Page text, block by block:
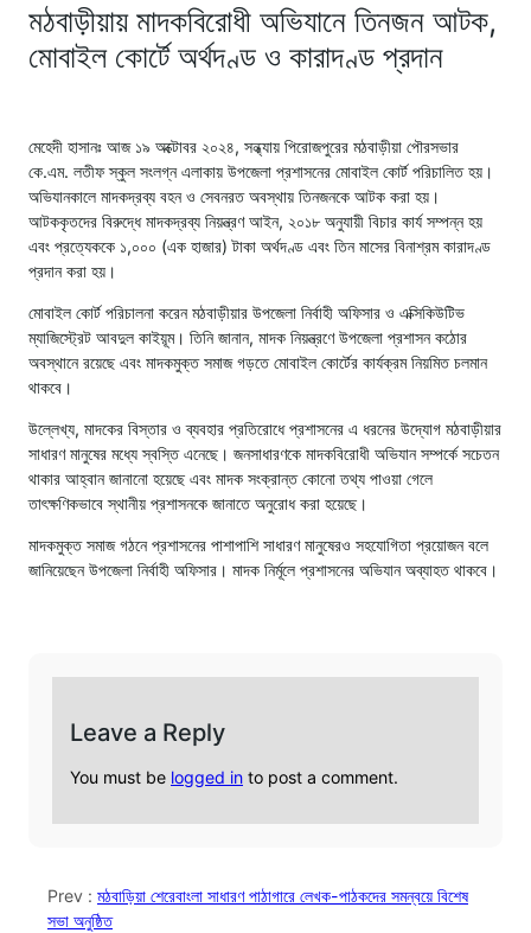
মঠবাড়ীয়ায় মাদকবিরোধী অভিযানে তিনজন আটক,
মোবাইল কোর্টে অর্থদণ্ড ও কারাদণ্ড প্রদান
মেহেদী হাসানঃ আজ ১৯ অক্টোবর ২০২৪, সন্ধ্যায় পিরোজপুরের মঠবাড়ীয়া পৌরসভার
কে.এম. লতীফ স্কুল সংলগ্ন এলাকায় উপজেলা প্রশাসনের মোবাইল কোর্ট পরিচালিত হয়।
অভিযানকালে মাদকদ্রব্য বহন ও সেবনরত অবস্থায় তিনজনকে আটক করা হয়।
আটককৃতদের বিরুদ্ধে মাদকদ্রব্য নিয়ন্ত্রণ আইন, ২০১৮ অনুযায়ী বিচার কার্য সম্পন্ন হয়
এবং প্রত্যেককে ১,০০০ (এক হাজার) টাকা অর্থদণ্ড এবং তিন মাসের বিনাশ্রম কারাদণ্ড
প্রদান করা হয়।
মোবাইল কোর্ট পরিচালনা করেন মঠবাড়ীয়ার উপজেলা নির্বাহী অফিসার ও এক্সিকিউটিভ
ম্যাজিস্ট্রেট আবদুল কাইয়ূম। তিনি জানান, মাদক নিয়ন্ত্রণে উপজেলা প্রশাসন কঠোর
অবস্থানে রয়েছে এবং মাদকমুক্ত সমাজ গড়তে মোবাইল কোর্টের কার্যক্রম নিয়মিত চলমান
থাকবে।
উল্লেখ্য, মাদকের বিস্তার ও ব্যবহার প্রতিরোধে প্রশাসনের এ ধরনের উদ্যোগ মঠবাড়ীয়ার
সাধারণ মানুষের মধ্যে স্বস্তি এনেছে। জনসাধারণকে মাদকবিরোধী অভিযান সম্পর্কে সচেতন
থাকার আহ্বান জানানো হয়েছে এবং মাদক সংক্রান্ত কোনো তথ্য পাওয়া গেলে
তাৎক্ষণিকভাবে স্থানীয় প্রশাসনকে জানাতে অনুরোধ করা হয়েছে।
মাদকমুক্ত সমাজ গঠনে প্রশাসনের পাশাপাশি সাধারণ মানুষেরও সহযোগিতা প্রয়োজন বলে
জানিয়েছেন উপজেলা নির্বাহী অফিসার। মাদক নির্মূলে প্রশাসনের অভিযান অব্যাহত থাকবে।
Leave a Reply
You must be logged in to post a comment.
Prev : মঠবাড়িয়া শেরেবাংলা সাধারণ পাঠাগারে লেখক-পাঠকদের সমন্বয়ে বিশেষ
সভা অনুষ্ঠিত